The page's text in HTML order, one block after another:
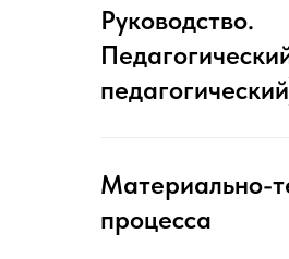
Руководство.
Материально-
процесса